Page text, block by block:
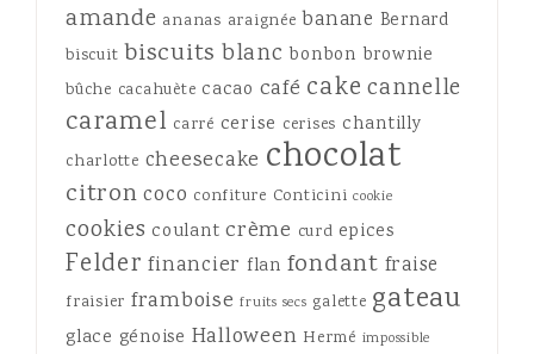
amande ananas araignée banane Bernard
biscuit biscuits blanc bonbon brownie
bûche cacahuète cacao café cake cannelle
caramel carré cerise cerises chantilly
charlotte cheesecake chocolat
citron coco confiture Conticini cookie
cookies coulant crème curd epices
Felder financier flan fondant fraise
fraisier framboise fruits secs galette gateau
glace génoise Halloween Hermé impossible